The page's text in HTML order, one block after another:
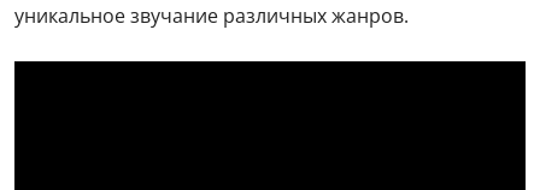
уникальное звучание различных жанров.